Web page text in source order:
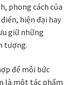
phong cách của
hiện đại hay
giữ những
tượng.
để mỗi bức
là một tác phẩm